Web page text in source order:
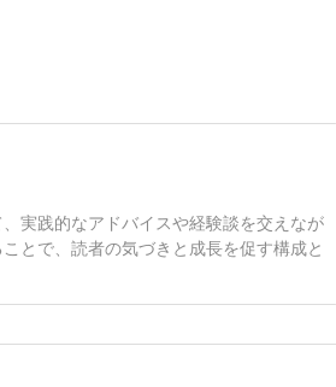
実践的なアドバイスや経験談を交えなが
とで、読者の気づきと成長を促す構成と